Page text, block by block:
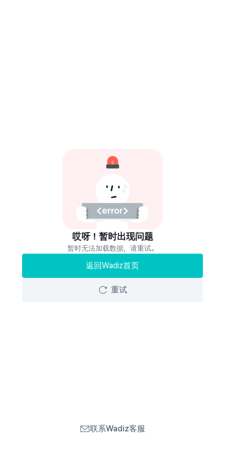
哎呀！暂时出现问题
暂时无法加载数据，请重试。
返回Wadiz首页
重试
联系Wadiz客服